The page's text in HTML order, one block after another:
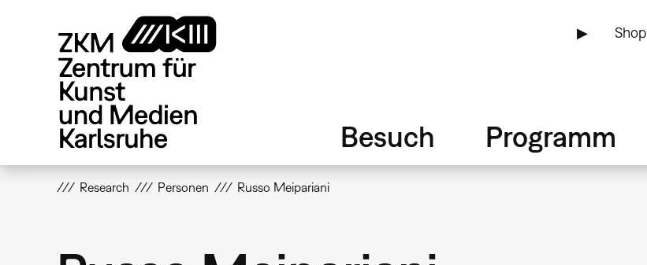
▶ Shop
Besuch Programm
Research Personen Russo Meipariani